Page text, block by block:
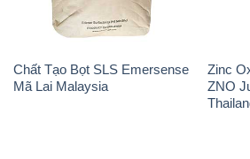
Chất Tạo Bọt SLS Emersense
Mã Lai Malaysia
Zinc
ZNO